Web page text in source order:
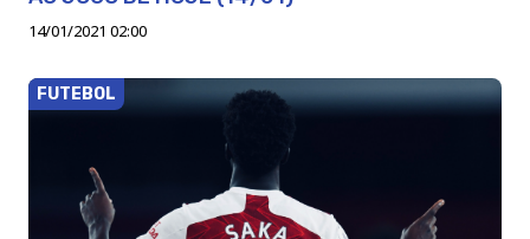
14/01/2021 02:00
FUTEBOL